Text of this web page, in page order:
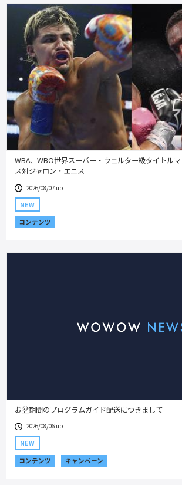
WBA、WBO世界スーパー・ウェルター級タイトル
ス対ジャロン・エニス
2026/08/07 up
コンテンツ
NEW
お盆期間のプログラムガイド配送につきまして
2026/08/06 up
コンテンツ キャンペーン
NEW